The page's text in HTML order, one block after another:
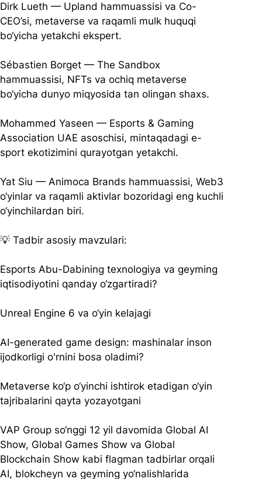
Dirk Lueth — Upland hammuassisi va Co-
CEO’si, metaverse va raqamli mulk huquqi
bo‘yicha yetakchi ekspert.
Sébastien Borget — The Sandbox
hammuassisi, NFTs va ochiq metaverse
bo‘yicha dunyo miqyosida tan olingan shaxs.
Mohammed Yaseen — Esports & Gaming
Association UAE asoschisi, mintaqadagi e-
sport ekotizimini qurayotgan yetakchi.
Yat Siu — Animoca Brands hammuassisi, Web3
o‘yinlar va raqamli aktivlar bozoridagi eng kuchli
o‘yinchilardan biri.
💡 Tadbir asosiy mavzulari:
Esports Abu-Dabining texnologiya va geyming
iqtisodiyotini qanday o‘zgartiradi?
Unreal Engine 6 va o‘yin kelajagi
AI-generated game design: mashinalar inson
ijodkorligi o'rnini bosa oladimi?
Metaverse ko‘p o‘yinchi ishtirok etadigan o‘yin
tajribalarini qayta yozayotgani
VAP Group so‘nggi 12 yil davomida Global AI
Show, Global Games Show va Global
Blockchain Show kabi flagman tadbirlar orqali
AI, blokcheyn va geyming yo‘nalishlarida